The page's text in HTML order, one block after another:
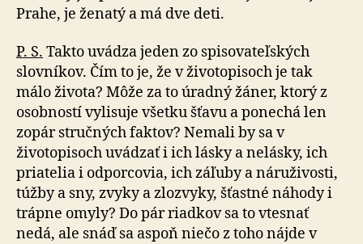
Prahe, je ženatý a má dve deti.
P. S. Takto uvádza jeden zo spisovateľských
slovníkov. Čím to je, že v životopisoch je tak
málo života? Môže za to úradný žáner, ktorý z
osobností vylisuje všetku šťavu a ponechá len
zopár stručných faktov? Nemali by sa v
životopisoch uvádzať i ich lásky a nelásky, ich
priatelia i odporcovia, ich záľuby a náruživosti,
túžby a sny, zvyky a zlozvyky, šťastné náhody i
trápne omyly? Do pár riadkov sa to vtesnať
nedá, ale snáď sa aspoň niečo z toho nájde v